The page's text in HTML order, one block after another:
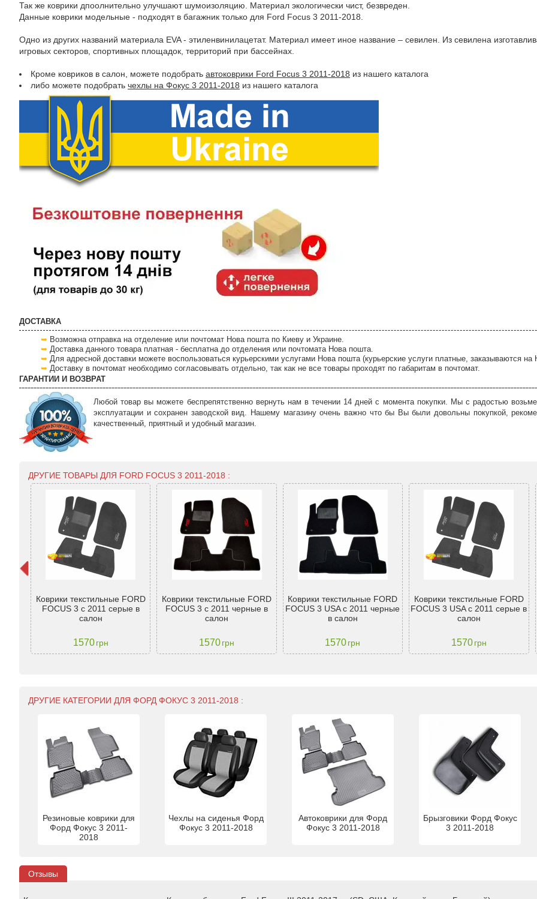
Так же коврики дпоолнительно улучшают шумоизоляцию. Материал экологически чист, безвреден.
Данные коврики модельные - подходят в багажник только для Ford Focus 3 2011-2018.
Одно из других названий материала EVA - этиленвинилацетат. Материал имеет иное название – севилен. Из севилена
игровых секторов, спортивных площадок, территорий при бассейнах.
Кроме ковриков в салон, можете подобрать автоковрики Ford Focus 3 2011-2018 из нашего каталога
либо можете подобрать чехлы на Фокус 3 2011-2018 из нашего каталога
ДОСТАВКА
Возможна отправка на отделение или почтомат Нова пошта по Киеву и Украине.
Доставка данного товара платная - бесплатна до отделения или почтомата Нова пошта.
Для адресной доставки можете воспользоваться курьерскими услугами Нова пошта (курьерские услуги платные, заказываются на
Доставку в почтомат необходимо согласовывать отдельно, так как не все товары проходят по габаритам в почтомат.
ГАРАНТИИ И ВОЗВРАТ
Любой товар вы можете беспрепятственно вернуть нам в течении 14 дней с момента покупки. Мы с радостью
эксплуатации и сохранен заводской вид. Нашему магазину очень важно что бы Вы были довольны покупкой,
качественный, приятный и удобный магазин.
ДРУГИЕ ТОВАРЫ ДЛЯ FORD FOCUS 3 2011-2018 :
Коврики текстильные FORD
FOCUS 3 с 2011 серые в
салон
1570 грн
Коврики текстильные FORD
FOCUS 3 с 2011 черные в
салон
1570грн
Коврики текстильные FORD
FOCUS 3 USA с 2011 черные
в салон
1570грн
Коврики текстильные FORD
FOCUS 3 USA с 2011 серые в
салон
1570грн
ДРУГИЕ КАТЕГОРИИ ДЛЯ ФОРД ФОКУС 3 2011-2018 :
Резиновые коврики для
Форд Фокус 3 2011-
2018
Чехлы на сиденья Форд
Фокус 3 2011-2018
Автоковрики для Форд
Фокус 3 2011-2018
Брызговики Форд Фокус
3 2011-2018
Отзывы